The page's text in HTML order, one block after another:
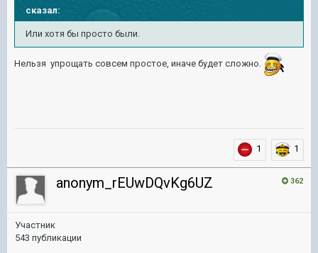
сказал:
Или хотя бы просто были.
Нельзя упрощать совсем простое, иначе будет сложно.
1 1
362
anonym_rEUwDQvKg6UZ
Участник
543 публикации